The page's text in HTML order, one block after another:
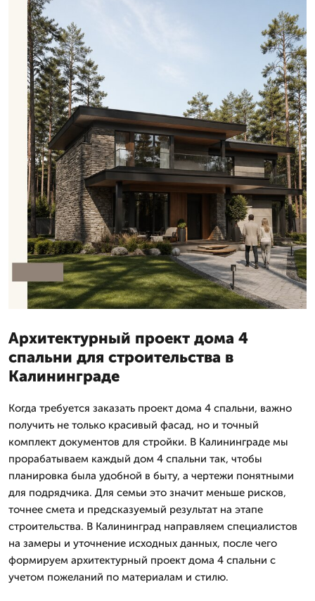
Архитектурный проект дома 4
спальни для строительства в
Калининграде
Когда требуется заказать проект дома 4 спальни, важно
получить не только красивый фасад, но и точный
комплект документов для стройки. В Калининграде мы
прорабатываем каждый дом 4 спальни так, чтобы
планировка была удобной в быту, а чертежи понятными
для подрядчика. Для семьи это значит меньше рисков,
точнее смета и предсказуемый результат на этапе
строительства. В Калининград направляем специалистов
на замеры и уточнение исходных данных, после чего
формируем архитектурный проект дома 4 спальни с
учетом пожеланий по материалам и стилю.